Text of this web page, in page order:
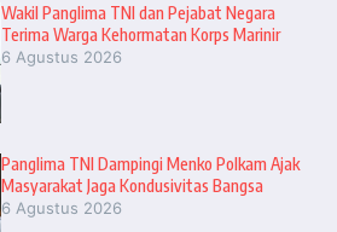
Wakil Panglima TNI dan Pejabat Negara
Terima Warga Kehormatan Korps Marinir
6 Agustus 2026
Panglima TNI Dampingi Menko Polkam Ajak
Masyarakat Jaga Kondusivitas Bangsa
6 Agustus 2026